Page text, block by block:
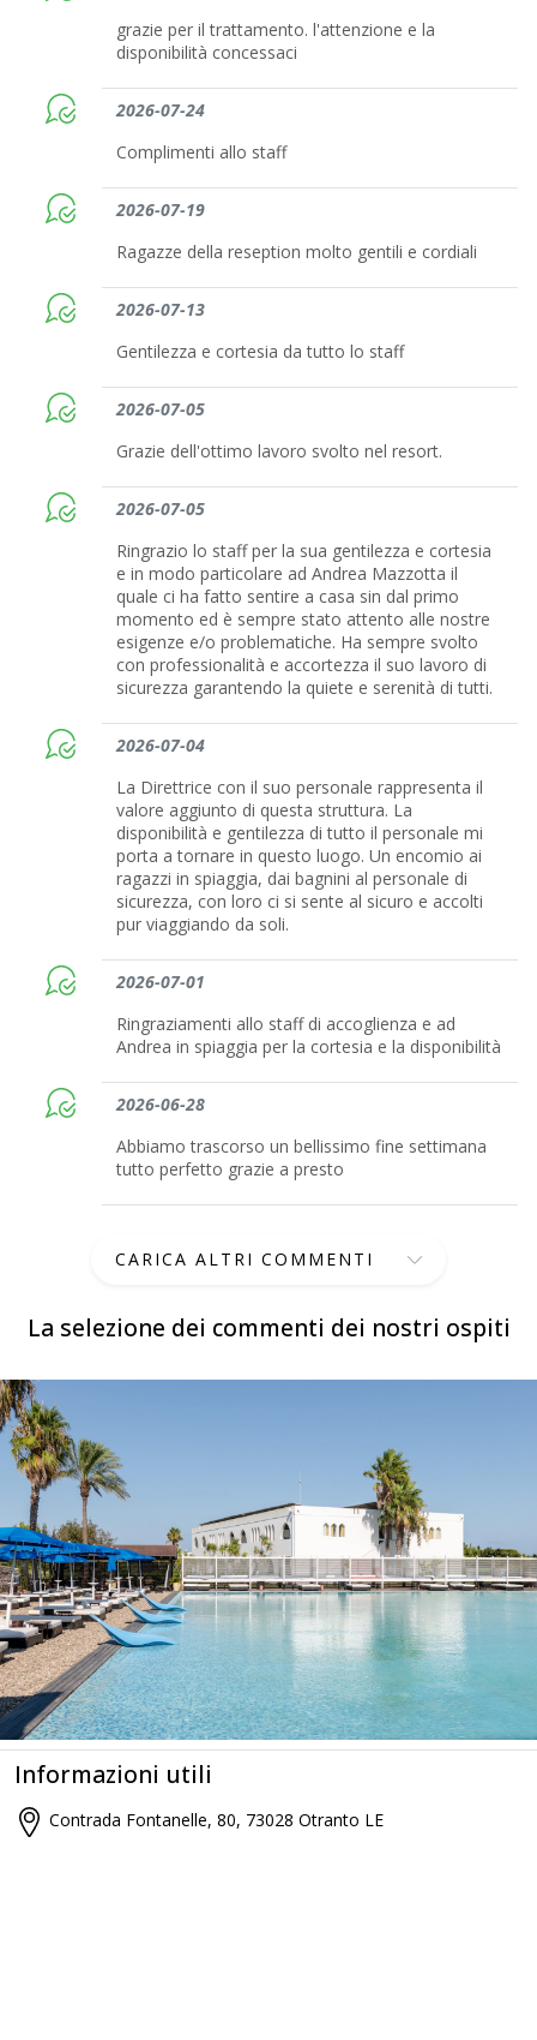
La selezione dei commenti dei nostri ospiti
grazie per il trattamento. l'attenzione e la
disponibilità concessaci
2026-07-24
Complimenti allo staff
2026-07-19
Ragazze della reseption molto gentili e cordiali
2026-07-13
Gentilezza e cortesia da tutto lo staff
2026-07-05
Grazie dell'ottimo lavoro svolto nel resort.
2026-07-05
Ringrazio lo staff per la sua gentilezza e cortesia
e in modo particolare ad Andrea Mazzotta il
quale ci ha fatto sentire a casa sin dal primo
momento ed è sempre stato attento alle nostre
esigenze e/o problematiche. Ha sempre svolto
con professionalità e accortezza il suo lavoro di
sicurezza garantendo la quiete e serenità di tutti.
2026-07-04
La Direttrice con il suo personale rappresenta il
valore aggiunto di questa struttura. La
disponibilità e gentilezza di tutto il personale mi
porta a tornare in questo luogo. Un encomio ai
ragazzi in spiaggia, dai bagnini al personale di
sicurezza, con loro ci si sente al sicuro e accolti
pur viaggiando da soli.
2026-07-01
Ringraziamenti allo staff di accoglienza e ad
Andrea in spiaggia per la cortesia e la disponibilità
2026-06-28
Abbiamo trascorso un bellissimo fine settimana
tutto perfetto grazie a presto
CARICA ALTRI COMMENTI
Informazioni utili
Contrada Fontanelle, 80, 73028 Otranto LE